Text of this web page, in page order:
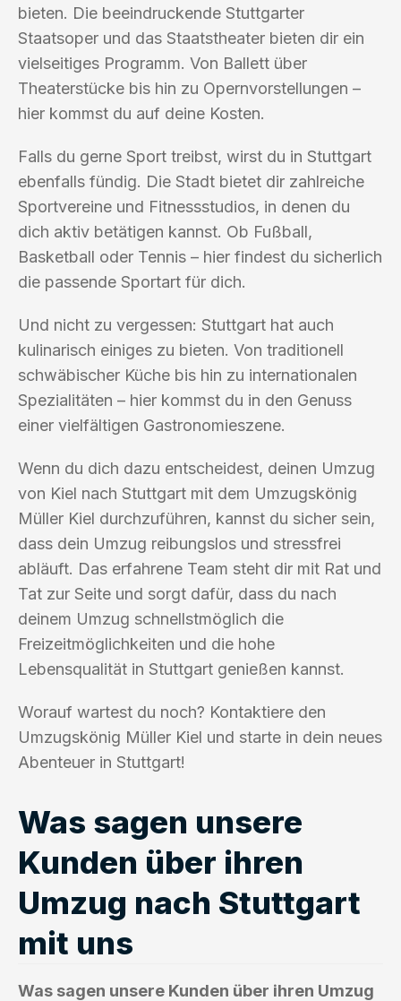
bieten. Die beeindruckende Stuttgarter
Staatsoper und das Staatstheater bieten dir ein
vielseitiges Programm. Von Ballett über
Theaterstücke bis hin zu Opernvorstellungen –
hier kommst du auf deine Kosten.
Falls du gerne Sport treibst, wirst du in Stuttgart
ebenfalls fündig. Die Stadt bietet dir zahlreiche
Sportvereine und Fitnessstudios, in denen du
dich aktiv betätigen kannst. Ob Fußball,
Basketball oder Tennis – hier findest du sicherlich
die passende Sportart für dich.
Und nicht zu vergessen: Stuttgart hat auch
kulinarisch einiges zu bieten. Von traditionell
schwäbischer Küche bis hin zu internationalen
Spezialitäten – hier kommst du in den Genuss
einer vielfältigen Gastronomieszene.
Wenn du dich dazu entscheidest, deinen Umzug
von Kiel nach Stuttgart mit dem Umzugskönig
Müller Kiel durchzuführen, kannst du sicher sein,
dass dein Umzug reibungslos und stressfrei
abläuft. Das erfahrene Team steht dir mit Rat und
Tat zur Seite und sorgt dafür, dass du nach
deinem Umzug schnellstmöglich die
Freizeitmöglichkeiten und die hohe
Lebensqualität in Stuttgart genießen kannst.
Worauf wartest du noch? Kontaktiere den
Umzugskönig Müller Kiel und starte in dein neues
Abenteuer in Stuttgart!
Was sagen unsere
Kunden über ihren
Umzug nach Stuttgart
mit uns
Was sagen unsere Kunden über ihren Umzug